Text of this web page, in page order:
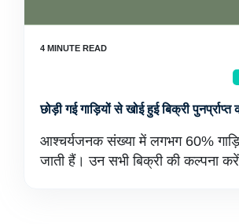
छोड़ी गई गाड़ियों से खोई हुई बिक्री पुनर्प्राप्त
आश्चर्यजनक संख्या में लगभग 60%
जाती हैं। उन सभी बिक्री की कल्पना